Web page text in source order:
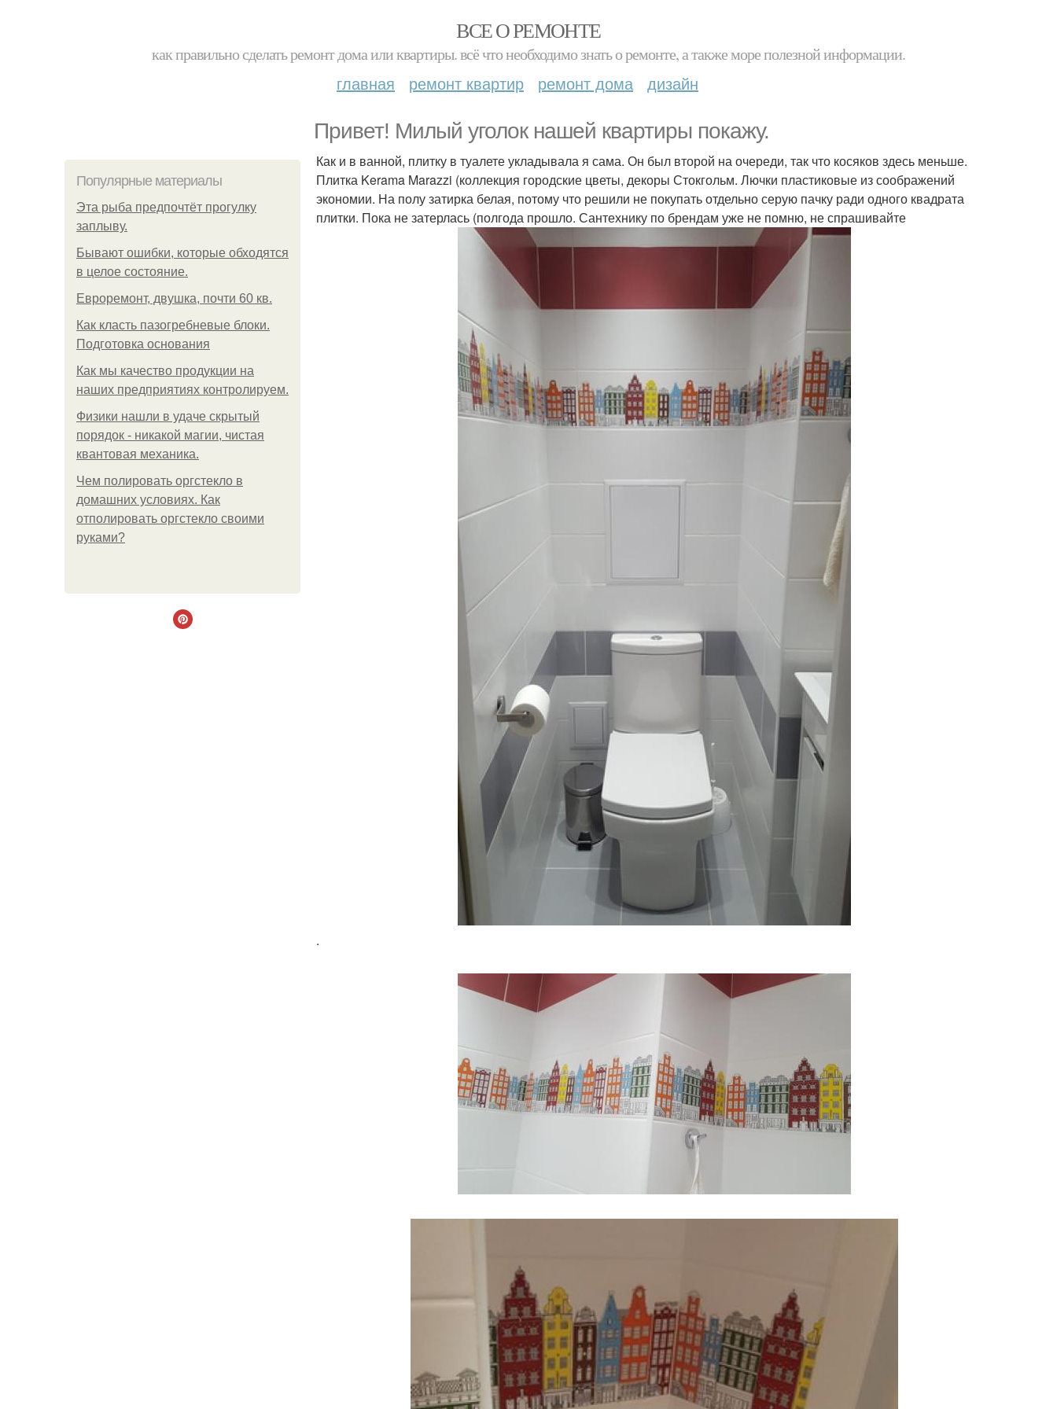
ВСЕ О РЕМОНТЕ
как правильно сделать ремонт дома или квартиры. всё что необходимо знать о ремонте, а также море полезной информации.
главная ремонт квартир ремонт дома дизайн
Привет! Милый уголок нашей квартиры покажу.
Популярные материалы
Эта рыба предпочтёт прогулку
заплыву.
Бывают ошибки, которые обходятся
в целое состояние.
Евроремонт, двушка, почти 60 кв.
Как класть пазогребневые блоки.
Подготовка основания
Как мы качество продукции на
наших предприятиях контролируем.
Физики нашли в удаче скрытый
порядок - никакой магии, чистая
квантовая механика.
Чем полировать оргстекло в
домашних условиях. Как
отполировать оргстекло своими
руками?
Как и в ванной, плитку в туалете укладывала я сама. Он был второй на очереди, так что косяков здесь меньше.
Плитка Kerama Marazzi (коллекция городские цветы, декоры Стокгольм. Лючки пластиковые из соображений
экономии. На полу затирка белая, потому что решили не покупать отдельно серую пачку ради одного квадрата
плитки. Пока не затерлась (полгода прошло. Сантехнику по брендам уже не помню, не спрашивайте
.